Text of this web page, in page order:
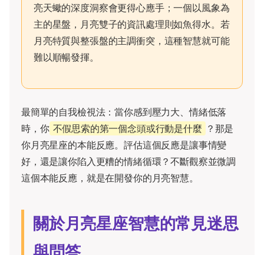
亮天蠍的深度洞察會更得心應手；一個以風象為
主的星盤，月亮雙子的資訊處理則如魚得水。若
月亮特質與整張盤的主調衝突，這種智慧就可能
難以順暢發揮。
最簡單的自我檢視法：當你感到壓力大、情緒低落
時，你 不假思索的第一個念頭或行動是什麼 ？那是
你月亮星座的本能反應。評估這個反應是讓事情變
好，還是讓你陷入更糟的情緒循環？不斷觀察並微調
這個本能反應，就是在開發你的月亮智慧。
關於月亮星座智慧的常見迷思